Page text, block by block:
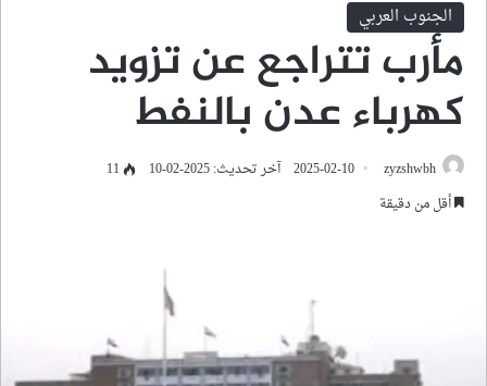
الجنوب العربي
مأرب تتراجع عن تزويد
كهرباء عدن بالنفط
zyzshwbh
2025-02-10 آخر تحديث: 2025-02-10
11
أقل من دقيقة